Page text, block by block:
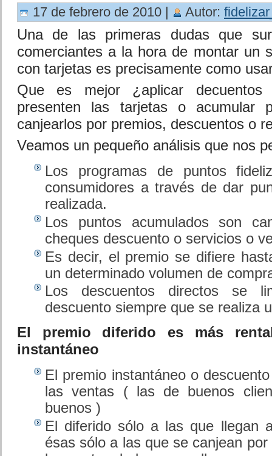
17 de febrero de 2010 | Autor:
Una de las primeras dudas que
comerciantes a la hora de montar un
con tarjetas es precisamente como
Que es mejor ¿aplicar
presenten las tarjetas o acumular
canjearlos por premios, descuentos o
Veamos un pequeño análisis que nos
Los programas de puntos
consumidores a través de dar
realizada.
Los puntos acumulados son
cheques descuento o servicios o
Es decir, el premio se difiere
un determinado volumen de
Los descuentos directos se
descuento siempre que se realiza
El premio diferido es más
instantáneo
El premio instantáneo o
las ventas ( las de buenos
buenos )
El diferido sólo a las que llegan
ésas sólo a las que se canjean